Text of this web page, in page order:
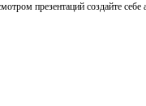
презентаций создайте